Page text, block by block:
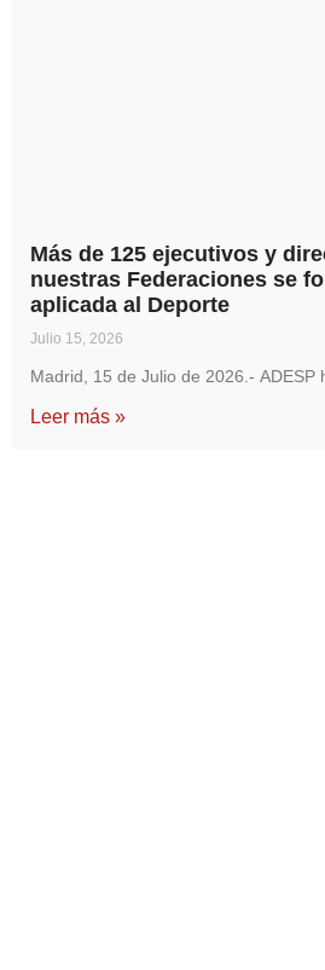
Más de 125 ejecutivos y
nuestras Federaciones se
aplicada al Deporte
Julio 15, 2026
Madrid, 15 de Julio de 2026.- ADESP
Leer más »